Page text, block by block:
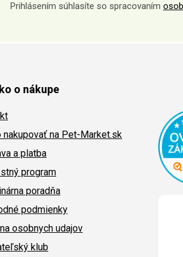
Prihlásením súhlasíte so spracovaním
o nákupe
nakupovať na Pet-Market.sk
a platba
program
poradňa
podmienky
osobnych udajov
klub